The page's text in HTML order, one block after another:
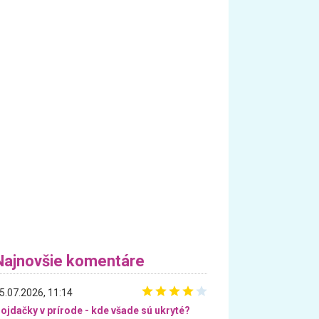
komentáre
11:14
v prírode - kde všade sú ukryté?